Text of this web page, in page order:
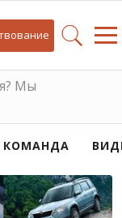
Мы